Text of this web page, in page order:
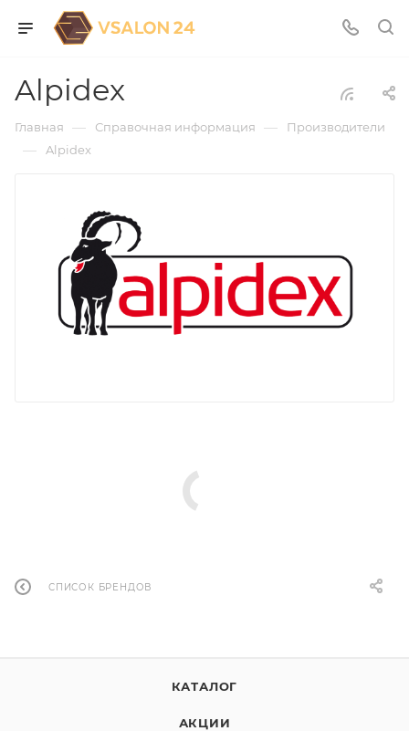
Alpidex
Главная — Справочная информация — Производители
— Alpidex
СПИСОК БРЕНДОВ
КАТАЛОГ
АКЦИИ